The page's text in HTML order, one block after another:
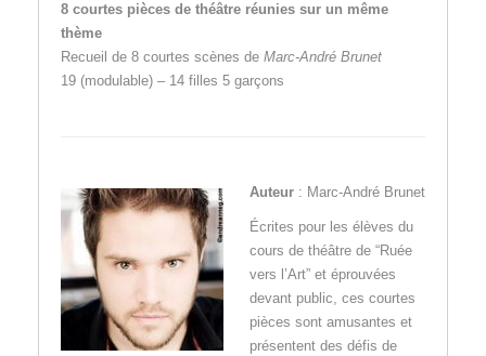
8 courtes pièces de théâtre réunies sur un même
thème
Recueil de 8 courtes scènes de Marc-André Brunet
19 (modulable) – 14 filles 5 garçons
Auteur : Marc-André Brunet
Écrites pour les élèves du
cours de théâtre de “Ruée
vers l’Art” et éprouvées
devant public, ces courtes
pièces sont amusantes et
présentent des défis de